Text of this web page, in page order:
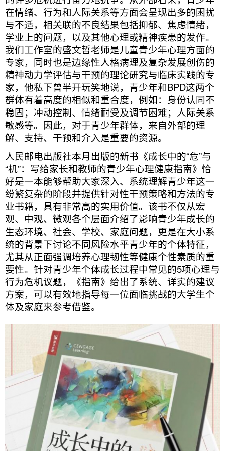
在情绪、行为和人际关系等方面会呈现出多的困扰
与不适，相关联的不良结果包括抑郁、焦虑情绪，
学业上的问题，以及其他心理或精神疾患的发作。
我们工作室的盛文哲老师是儿童青少年心理方面的
专家，同时也是边缘性人格病理及复杂发展创伤的
精神动力学评估与干预的理论研究与临床实践的专
家，他私下曾半开玩笑地说，青少年和BPD这两个
群体有着高度的相似和重合度，例如：身份认同不
稳固；冲动控制、情绪耐受及调节困难；人际关系
敏感等。因此，对于青少年群体，来自外部的理
解、支持、干预和介入是重要的资源。
人民邮电出版社本月出版的新书《成长中的“危”与
“机”：写给家长和教师的青少年心理健康指南》恰
好是一本能够帮助大家深入、系统理解青少年这一
纷繁复杂的阶段并提供针对性干预策略和方法的专
业书籍，具有非常高的实用价值。该书不仅从宏
观、中观、微观各个层面介绍了影响青少年成长的
生态环境、社会、学校、家庭问题，更是在大小系
统的背景下讨论不同风险水平青少年的个体特征，
尤其从正面强调培养心理韧性等健康个性素质的重
要性。针对青少年个体成长过程中常见的5项心理与
行为危机议题，《指南》给出了系统、详实的建议
方案，可以有效地指导每一位面临挑战的大学生个
体及家庭来参考借鉴。